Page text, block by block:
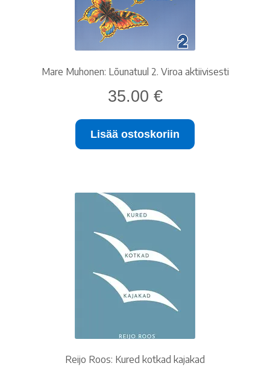
Mare Muhonen: Lõunatuul 2. Viroa aktiivisesti
35.00 €
Lisää ostoskoriin
Reijo Roos: Kured kotkad kajakad